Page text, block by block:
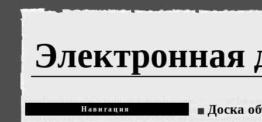
Электронная
Навигация Доска